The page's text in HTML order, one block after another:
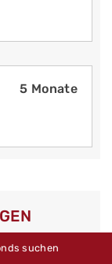
5 Monate
suchen